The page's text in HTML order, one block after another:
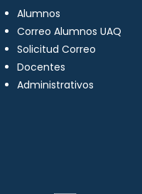
Alumnos
Correo Alumnos UAQ
Solicitud Correo
Docentes
Administrativos